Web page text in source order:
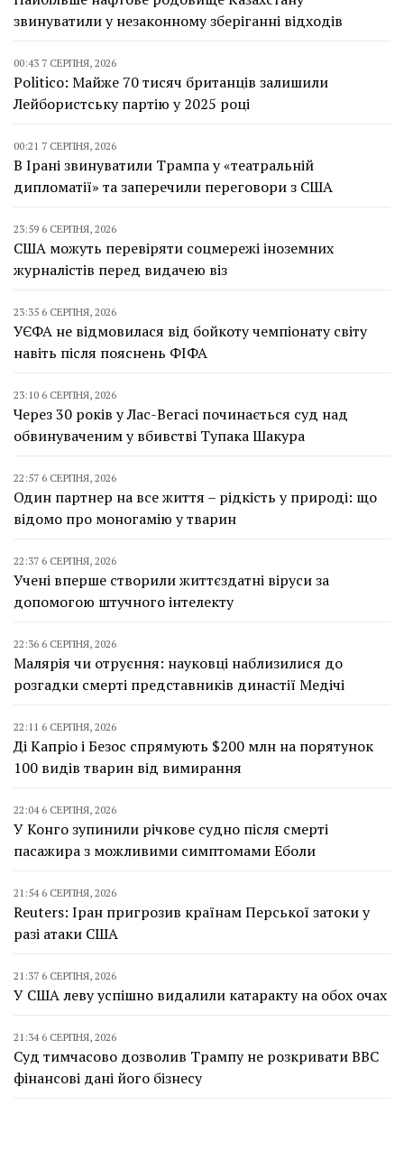
звинуватили у незаконному зберіганні відходів
00:43 7 СЕРПНЯ, 2026
Politico: Майже 70 тисяч британців залишили
Лейбористську партію у 2025 році
00:21 7 СЕРПНЯ, 2026
В Ірані звинуватили Трампа у «театральній
дипломатії» та заперечили переговори з США
23:59 6 СЕРПНЯ, 2026
США можуть перевіряти соцмережі іноземних
журналістів перед видачею віз
23:35 6 СЕРПНЯ, 2026
УЄФА не відмовилася від бойкоту чемпіонату світу
навіть після пояснень ФІФА
23:10 6 СЕРПНЯ, 2026
Через 30 років у Лас-Вегасі починається суд над
обвинуваченим у вбивстві Тупака Шакура
22:57 6 СЕРПНЯ, 2026
Один партнер на все життя – рідкість у природі: що
відомо про моногамію у тварин
22:37 6 СЕРПНЯ, 2026
Учені вперше створили життєздатні віруси за
допомогою штучного інтелекту
22:36 6 СЕРПНЯ, 2026
Малярія чи отруєння: науковці наблизилися до
розгадки смерті представників династії Медічі
22:11 6 СЕРПНЯ, 2026
Ді Капріо і Безос спрямують $200 млн на порятунок
100 видів тварин від вимирання
22:04 6 СЕРПНЯ, 2026
У Конго зупинили річкове судно після смерті
пасажира з можливими симптомами Еболи
21:54 6 СЕРПНЯ, 2026
Reuters: Іран пригрозив країнам Перської затоки у
разі атаки США
21:37 6 СЕРПНЯ, 2026
У США леву успішно видалили катаракту на обох очах
21:34 6 СЕРПНЯ, 2026
Суд тимчасово дозволив Трампу не розкривати BBC
фінансові дані його бізнесу